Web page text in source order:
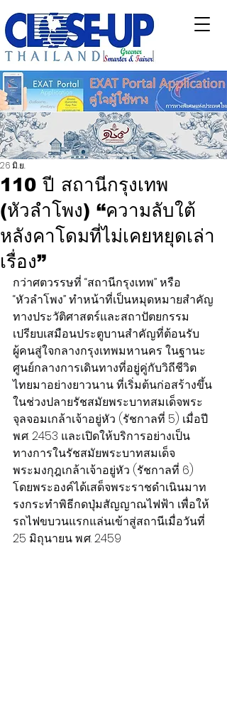
110 ปี สถานีกรุงเทพ
(หัวลำโพง) “ความลับใต้
หลังคาโดมที่ไม่เคยหยุดเล่า
เรื่อง”
26 มิ.ย.
กว่าศตวรรษที่ “สถานีกรุงเทพ” หรือ
“หัวลำโพง” ทำหน้าที่เป็นหมุดหมายสำคัญ
ทางประวัติศาสตร์และสถาปัตยกรรม
เปรียบเสมือนประตูบานสำคัญที่ต้อนรับ
ผู้คนสู่ใจกลางกรุงเทพมหานคร ในฐานะ
ศูนย์กลางการเดินทางที่อยู่คู่กับวิถีชีวิต
ไทยมาอย่างยาวนาน ที่เริ่มต้นก่อสร้างขึ้น
ในช่วงปลายรัชสมัยพระบาทสมเด็จพระ
จุลจอมเกล้าเจ้าอยู่หัว (รัชกาลที่ 5) เมื่อปี
พ.ศ. 2453 และเปิดให้บริการอย่างเป็น
ทางการในรัชสมัยพระบาทสมเด็จ
พระมงกุฎเกล้าเจ้าอยู่หัว (รัชกาลที่ 6)
โดยพระองค์ได้เสด็จพระราชดำเนินมาท
รงกระทำพิธีกดปุ่มสัญญาณไฟฟ้า เพื่อให้
รถไฟขบวนแรกแล่นเข้าสู่สถานีเมื่อวันที่
25 มิถุนายน พ.ศ. 2459